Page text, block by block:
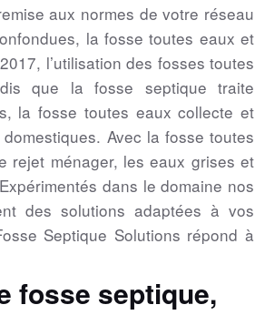
aux normes de votre réseau
la fosse toutes eaux et
l’utilisation des fosses toutes
que la fosse septique traite
la fosse toutes eaux collecte et
Avec la fosse toutes
rejet ménager, les eaux grises et
dans le domaine nos
des solutions adaptées à vos
Septique Solutions répond à
fosse septique,